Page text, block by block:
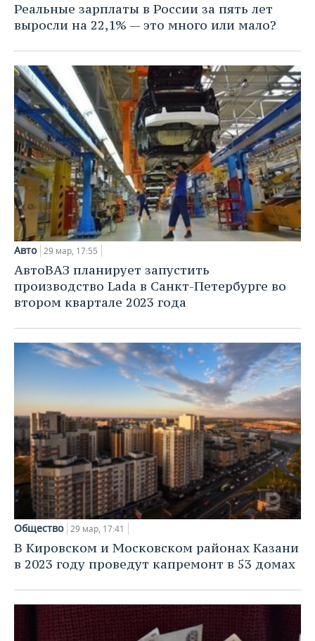
Реальные зарплаты в России за пять лет
выросли на 22,1% — это много или мало?
Авто 29 мар, 17:55
АвтоВАЗ планирует запустить
производство Lada в Санкт-Петербурге во
втором квартале 2023 года
Общество 29 мар, 17:41
В Кировском и Московском районах Казани
в 2023 году проведут капремонт в 53 домах